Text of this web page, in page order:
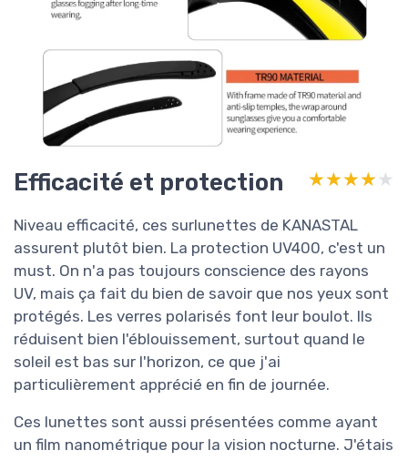
Efficacité et protection ★★★★★
★★★★★
Niveau efficacité, ces surlunettes de KANASTAL
assurent plutôt bien. La protection UV400, c'est un
must. On n'a pas toujours conscience des rayons
UV, mais ça fait du bien de savoir que nos yeux sont
protégés. Les verres polarisés font leur boulot. Ils
réduisent bien l'éblouissement, surtout quand le
soleil est bas sur l'horizon, ce que j'ai
particulièrement apprécié en fin de journée.
Ces lunettes sont aussi présentées comme ayant
un film nanométrique pour la vision nocturne. J'étais